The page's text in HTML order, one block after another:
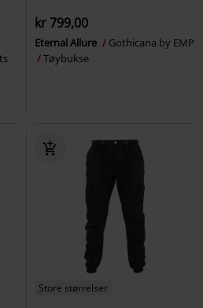
kr 799,00
Eternal Allure
Gothicana by EMP
Tøybukse
Store størrelser